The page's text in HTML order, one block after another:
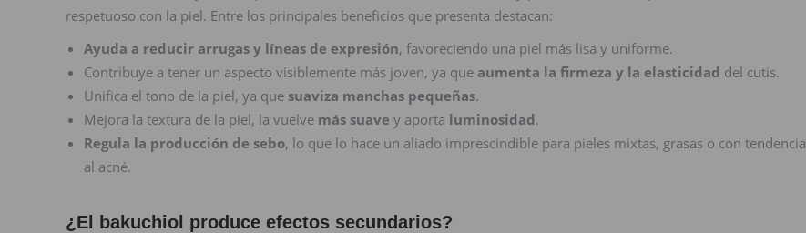
respetuoso con la piel. Entre los principales beneficios que presenta destacan:
Ayuda a reducir arrugas y líneas de expresión, favoreciendo una piel más lisa y uniforme.
Contribuye a tener un aspecto visiblemente más joven, ya que aumenta la firmeza y la elasticidad del cutis.
Unifica el tono de la piel, ya que suaviza manchas pequeñas.
Mejora la textura de la piel, la vuelve más suave y aporta luminosidad.
Regula la producción de sebo, lo que lo hace un aliado imprescindible para pieles mixtas, grasas o con tendencia
al acné.
¿El bakuchiol produce efectos secundarios?